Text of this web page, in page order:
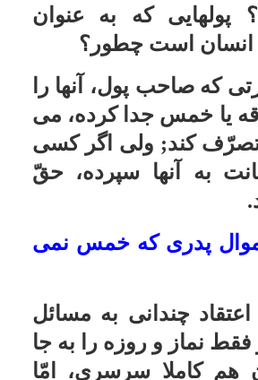
داشت. بنابراین وظیفه دارد سهمى از
هزینه هاى کارهاى عمومى دولت، که
در انجام امور اقتصادى او مؤثّر است
حال اگر بعد از پرداختن مالیات، چیز
اضافه اى براى او باقى نماند، خمس به
او تعلّق نمى گیرد، و اگر اضافه بماند
80 درصد آن مال خود اوست، و 20
درصد دیگر که خمس است در حال
حاضر عمدتاً صرف مسائل فرهنگ
اسلامى، و حفظ عقاید و ارزشها مى
چون اگر حوزه ها نباشد، نسل آینده از
اسلام دور و جدا مى گردد. بنابراین،
اولویت در پرداخت دیون شرعیه و
قرض
سؤال: هرگاه کسى بدهکار خمس یا